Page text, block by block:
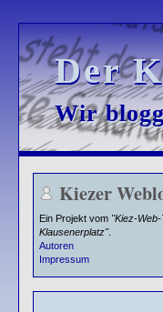
Der
Der
Wir
Wir
Kiezer
Ein Projekt vom "Kiez-Web-
Klausenerplatz".
Autoren
Impressum